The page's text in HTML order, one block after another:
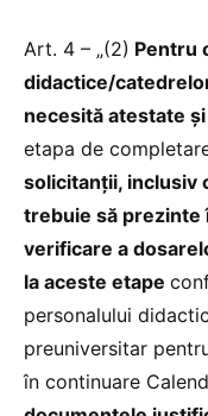
Art. 4 – „(2) Pentru
didactice/
necesită atestate
etapa de
solicitanții, inclusiv
trebuie să prezinte
verificare a
la aceste etape
personalului
preuniversitar
în continuare